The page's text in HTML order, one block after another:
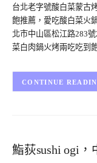
台北老字號酸白菜蒙古
飽推薦，愛吃酸白菜火
北市中山區松江路283
菜白肉鍋火烤兩吃吃到
CONTINUE
鮨荻sushi ogi